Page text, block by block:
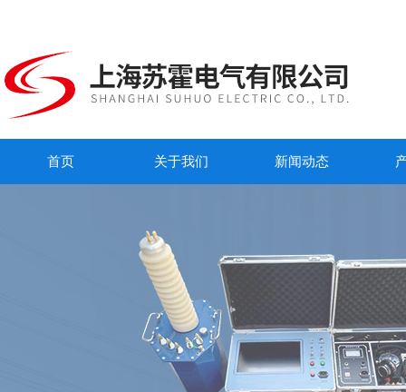
首页 关于我们 新闻动态